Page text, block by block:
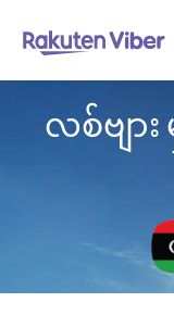
လစ်ဗျာ